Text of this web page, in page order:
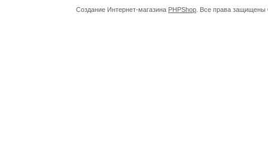
Создание Интернет-магазина PHPShop . Все права защищены